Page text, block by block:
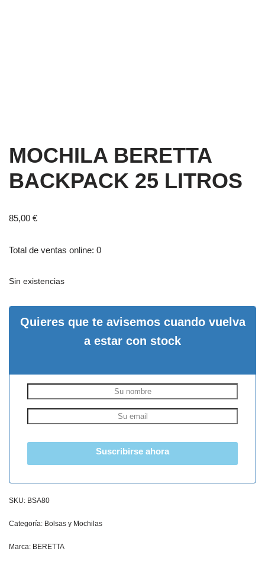
MOCHILA BERETTA
BACKPACK 25 LITROS
85,00 €
Total de ventas online: 0
Sin existencias
Quieres que te avisemos cuando vuelva
a estar con stock
Suscribirse ahora
SKU: BSA80
Categoría: Bolsas y Mochilas
Marca: BERETTA